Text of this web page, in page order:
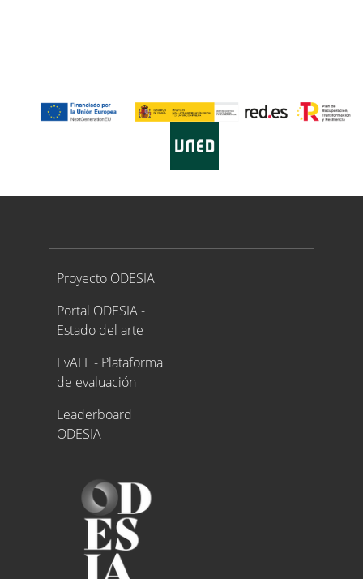
Proyecto ODESIA
Proyecto ODESIA
Portal ODESIA -
Estado del arte
EvALL - Plataforma
de evaluación
Leaderboard
ODESIA